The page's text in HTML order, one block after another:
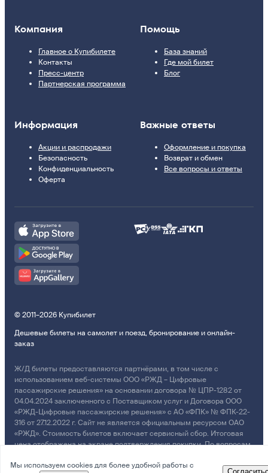
Компания
Главное о Купибилете
Контакты
Пресс-центр
Партнерская программа
Помощь
База знаний
Где мой билет
Блог
Информация
Акции и распродажи
Безопасность
Конфиденциальность
Оферта
Важные ответы
Оформление и покупка
Возврат и обмен
Все вопросы и ответы
© 2011–2026 Купибилет
Дешевые билеты на самолет и поезд, бронирование и онлайн-
заказ
Ж/Д билеты предоставляются партнёрами, в том числе с
использованием веб-системы ООО «РЖД – Цифровые
пассажирские решения» на основании договора № ЦПР-1282 от
04.04.2024 заключенного с Поставщиком услуг и Договора ООО
«РЖД-Цифровые пассажирские решения» с АО «ФПК» № ФПК-22-
316 от 27.12.2022 г. Сайт не является официальным ресурсом ОАО
«РЖД». Стоимость билетов включает сервисный сбор. Итоговая
цена отображена на экране подтверждения покупки. По вопросам
возмещении убытков просим обращаться в Службу Заботы.
Мы используем cookies для более удобной работы с